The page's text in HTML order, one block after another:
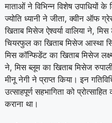
माताओं ने विभिन्न विशेष उपाधियों
ज्योति ध्यानी ने जीता, क्वीन ऑफ
खिताब मिसेज ऐश्वर्या वालिया ने,
चियरफुल का खिताब मिसेज आस्था
मिस कॉन्फिडेंट का खिताब मिसेज
ने, मिस ब्लूम का खिताब मिसेज
मीनू नेगी ने प्राप्त किया। इन
उत्साहपूर्ण सहभागिता को
कराना था।